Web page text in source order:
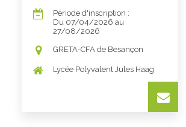
Période d'inscription :
Du 07/04/2026 au
27/08/2026
GRETA-CFA de Besançon
Lycée Polyvalent Jules Haag